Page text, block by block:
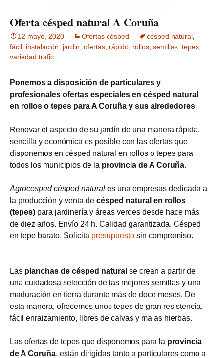
Oferta césped natural A Coruña
12 mayo, 2020 Ofertas césped cesped natural
fácil instalación jardin ofertas rápido rollos semillas tepes
variedad trafic
Ponemos a disposición de particulares y
profesionales ofertas especiales en césped natural
en rollos o tepes para A Coruña y sus alrededores
Renovar el aspecto de su jardín de una manera rápida,
sencilla y económica es posible con las ofertas que
disponemos en césped natural en rollos o tepes para
todos los municipios de la provincia de A Coruña.
Agrocesped césped natural es una empresas dedicada a
la producción y venta de césped natural en rollos
(tepes) para jardinería y áreas verdes desde hace más
de diez años. Envío 24 h. Calidad garantizada. Césped
en tepe barato. Solicita presupuesto sin compromiso.
Las planchas de césped natural se crean a partir de
una cuidadosa selección de las mejores semillas y una
maduración en tierra durante más de doce meses. De
esta manera, ofrecemos unos tepes de gran resistencia,
fácil enraizamiento, libres de calvas y malas hierbas.
Las ofertas de tepes que disponemos para la provincia
de A Coruña, están dirigidas tanto a particulares como a